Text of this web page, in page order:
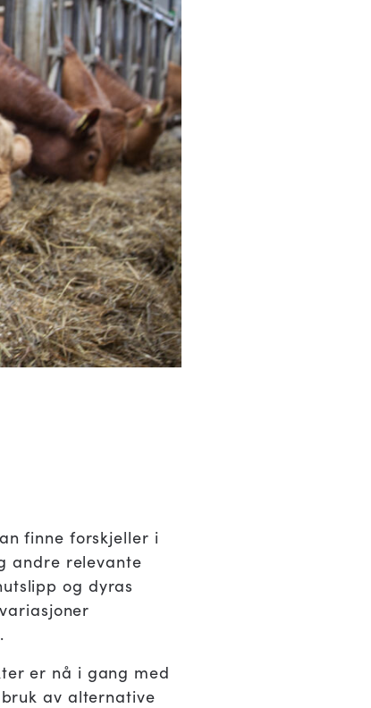
finne forskjeller i
andre relevante
og dyras
er nå i gang med
av alternative